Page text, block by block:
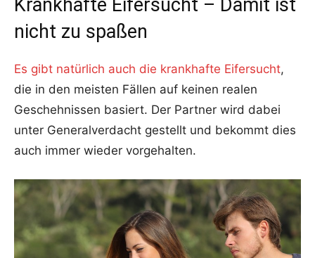
Krankhafte Eifersucht – Damit ist
nicht zu spaßen
Es gibt natürlich auch die krankhafte Eifersucht,
die in den meisten Fällen auf keinen realen
Geschehnissen basiert. Der Partner wird dabei
unter Generalverdacht gestellt und bekommt dies
auch immer wieder vorgehalten.